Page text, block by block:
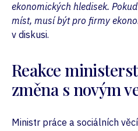
ekonomických hledisek.
míst, musí být pro firmy
v diskusi.
Reakce
změna s novým
Ministr práce a sociálních věcí